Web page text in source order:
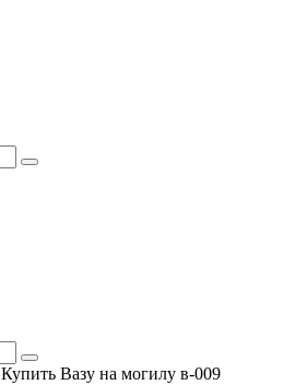
Купить Вазу на могилу в-009